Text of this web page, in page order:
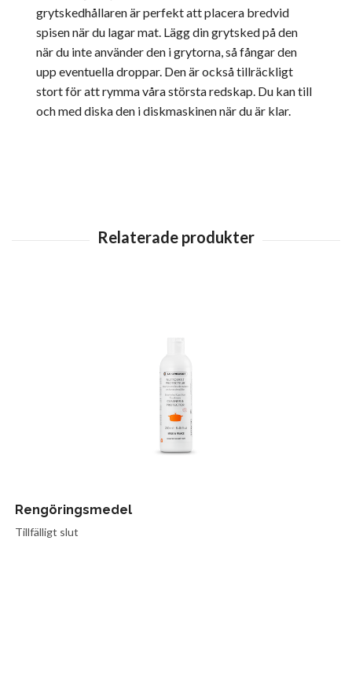
grytskedhållaren är perfekt att placera bredvid
spisen när du lagar mat. Lägg din grytsked på den
när du inte använder den i grytorna, så fångar den
upp eventuella droppar. Den är också tillräckligt
stort för att rymma våra största redskap. Du kan till
och med diska den i diskmaskinen när du är klar.
Rengöringsmedel
Tillfälligt slut